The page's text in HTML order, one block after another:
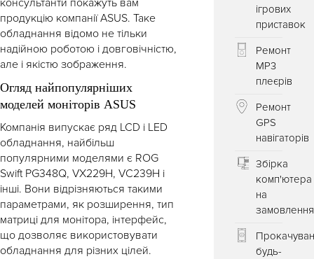
продукцію компанії ASUS. Таке
обладнання відомо не тільки
надійною роботою і довговічністю,
але і якістю зображення.
Огляд найпопулярніших
моделей моніторів ASUS
Компанія випускає ряд LCD і LED
обладнання, найбільш
популярними моделями є ROG
Swift PG348Q, VX229H, VC239H і
інші. Вони відрізняються такими
параметрами, як розширення, тип
матриці для монітора, інтерфейс,
що дозволяє використовувати
обладнання для різних цілей.
ігрових
приставок
Ремонт
MP3
плеєрів
Ремонт
GPS
навігаторів
Збірка
комп'ютера
на
замовлення
будь-